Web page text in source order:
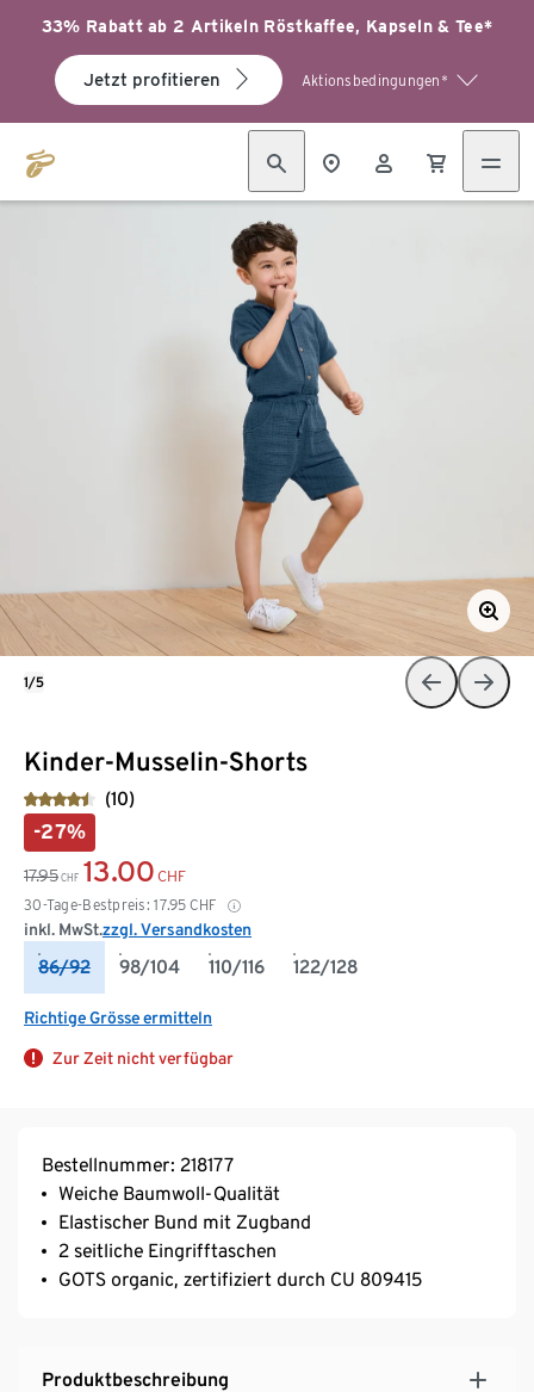
33% Rabatt ab 2 Artikeln Röstkaffee, Kapseln & Tee*
Jetzt profitieren Aktionsbedingungen*
Kinder-Musselin-Shorts
(10)
-27%
17.95 CHF 13.00 CHF
30-Tage-Bestpreis: 17.95 CHF
inkl. MwSt.zzgl. Versandkosten
86/92 98/104 110/116 122/128
Richtige Grösse ermitteln
Zur Zeit nicht verfügbar
1/5
Bestellnummer: 218177
Weiche Baumwoll-Qualität
Elastischer Bund mit Zugband
2 seitliche Eingrifftaschen
GOTS organic, zertifiziert durch CU 809415
Produktbeschreibung